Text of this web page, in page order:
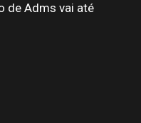
de Adms vai até